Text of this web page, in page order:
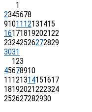
1
2345678
91011 12131415
16171819202122
23242526272829
3031
123
45678910
11 121314151617
18192021222324
252627282930